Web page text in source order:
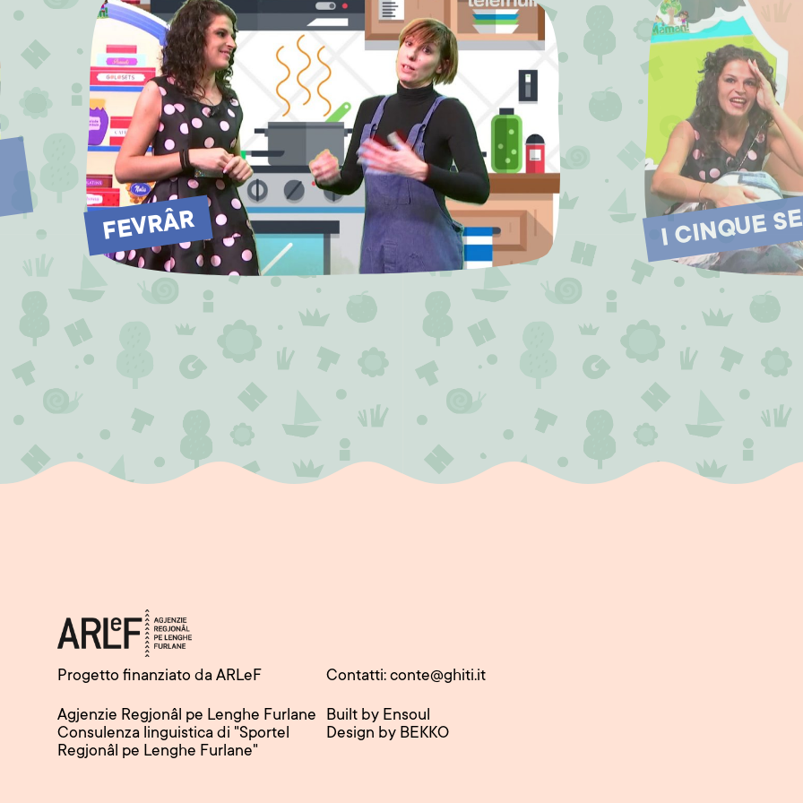
FEVRÂR I CINQUE
Progetto finanziato da ARLeF
Agjenzie Regjonâl pe Lenghe Furlane
Consulenza linguistica di "Sportel
Regjonâl pe Lenghe Furlane"
Contatti: conte@ghiti.it
Built by Ensoul
Design by BEKKO